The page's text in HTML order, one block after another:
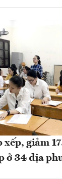
xếp, giảm
ở 34 địa